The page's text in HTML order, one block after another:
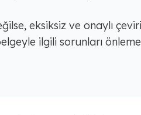
eksiksiz ve onaylı
ilgili sorunları